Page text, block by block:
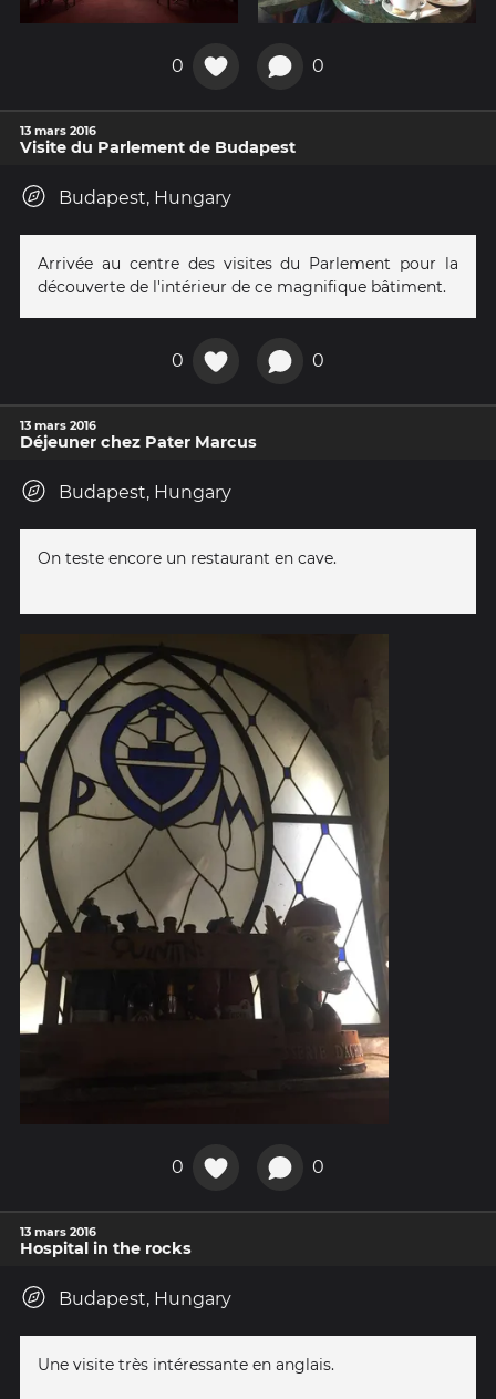
0 0
13 mars 2016
Visite du Parlement de Budapest
Budapest, Hungary
Arrivée au centre des visites du Parlement pour la
découverte de l'intérieur de ce magnifique bâtiment.
0 0
13 mars 2016
Déjeuner chez Pater Marcus
Budapest, Hungary
On teste encore un restaurant en cave.
0 0
13 mars 2016
Hospital in the rocks
Budapest, Hungary
Une visite très intéressante en anglais.